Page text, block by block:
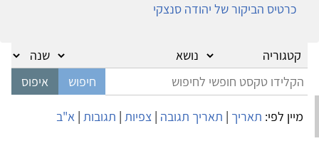
כרטיס הביקור של יהודה סנצקי
מיין לפי: תאריך | תאריך תגובה | צפיות | תגובות | א"ב